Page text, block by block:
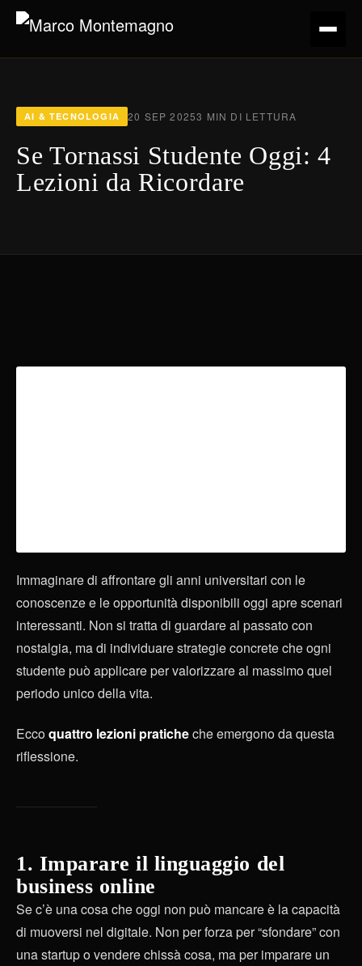
AI & TECNOLOGIA 20 SEP 20253 MIN DI LETTURA
Se Tornassi Studente Oggi: 4
Lezioni da Ricordare
Immaginare di affrontare gli anni universitari con le
conoscenze e le opportunità disponibili oggi apre scenari
interessanti. Non si tratta di guardare al passato con
nostalgia, ma di individuare strategie concrete che ogni
studente può applicare per valorizzare al massimo quel
periodo unico della vita.
Eccoquattro lezioni praticheche emergono da questa
riflessione.
1. Imparare il linguaggio del
business online
Se c’è una cosa che oggi non può mancare è la capacità
di muoversi nel digitale. Non per forza per “sfondare” con
una startup o vendere chissà cosa, ma per imparare un